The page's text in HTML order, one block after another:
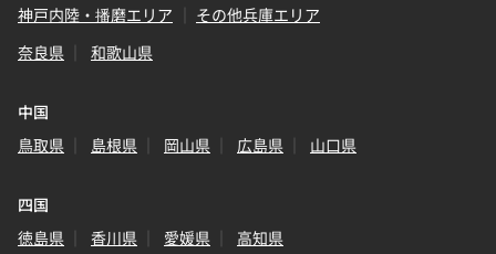
神戸内陸・播磨エリア
その他兵庫エリア
奈良県
和歌山県
中国
鳥取県
島根県 岡山県 広島県 山口県
四国
徳島県
香川県 愛媛県 高知県